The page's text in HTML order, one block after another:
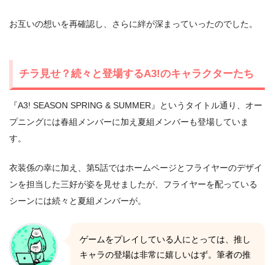
お互いの想いを再確認し、さらに絆が深まっていったのでした。
チラ見せ？続々と登場するA3!のキャラクターたち
『A3! SEASON SPRING & SUMMER』というタイトル通り、オー
プニングには春組メンバーに加え夏組メンバーも登場していま
す。
衣装係の幸に加え、第5話ではホームページとフライヤーのデザイ
ンを担当した三好が姿を見せましたが、フライヤーを配っている
シーンには続々と夏組メンバーが。
ゲームをプレイしている人にとっては、推し
キャラの登場は非常に嬉しいはず。筆者の推